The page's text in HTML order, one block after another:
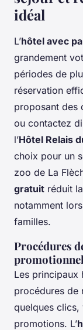
idéal
L’hôtel avec
grandement
périodes de
réservation
proposant des
ou contactez
l’Hôtel Relais
choix pour un
zoo de La
gratuit réduit
notamment
familles.
Procédures
Les principaux
procédures de
quelques clics,
promotions. L’